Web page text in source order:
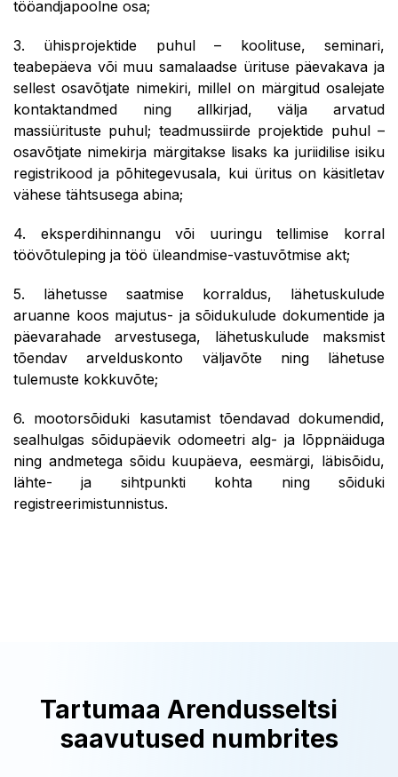
tööandjapoolne osa;
3. ühisprojektide puhul – koolituse, seminari,
teabepäeva või muu samalaadse ürituse päevakava ja
sellest osavõtjate nimekiri, millel on märgitud osalejate
kontaktandmed ning allkirjad, välja arvatud
massiürituste puhul; teadmussiirde projektide puhul –
osavõtjate nimekirja märgitakse lisaks ka juriidilise isiku
registrikood ja põhitegevusala, kui üritus on käsitletav
vähese tähtsusega abina;
4. eksperdihinnangu või uuringu tellimise korral
töövõtuleping ja töö üleandmise-vastuvõtmise akt;
5. lähetusse saatmise korraldus, lähetuskulude
aruanne koos majutus- ja sõidukulude dokumentide ja
päevarahade arvestusega, lähetuskulude maksmist
tõendav arvelduskonto väljavõte ning lähetuse
tulemuste kokkuvõte;
6. mootorsõiduki kasutamist tõendavad dokumendid,
sealhulgas sõidupäevik odomeetri alg- ja lõppnäiduga
ning andmetega sõidu kuupäeva, eesmärgi, läbisõidu,
lähte- ja sihtpunkti kohta ning sõiduki
registreerimistunnistus.
Tartumaa Arendusseltsi
saavutused numbrites